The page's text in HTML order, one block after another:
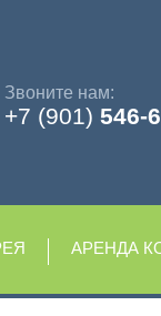
Звоните нам:
+7 (901) 546-
АРЕНДА